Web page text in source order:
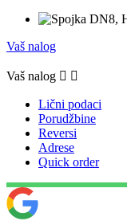
Vaš nalog
Vaš nalog  
Lični podaci
Porudžbine
Reversi
Adrese
Quick order